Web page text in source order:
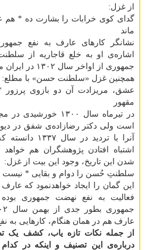
از غزل:
گدای کوی خرابات را بشارت ده * هم
ماند
اشاره‌ی او به خلع قاجاریه از
جمهوری از اواخر سال ۱۳۰۲ در ایران مطرح گردیده است.
همچنین غزل «سلطنت حسن» با مطلع:
عشق، مریزادت آن دو بازوی پرزور
مقهور
در تیرماه سال ۱۳۰۰
است ولی دکتر رضازاده‌ی شفق در
آنرا با
اشتباه افتادن پژوهشگران هم
شدن این تاریخ، وجود این بیت از غزل:
سلطنتِ حُسن را دوام و بقایی *
فعالیت به نفع نهضت جمهوری
عارف هم در همان هنگام، کارهایی به
از جمله نکات تازه یاب، کشف یک
درباره‌ی این تصنیف و اینکه در